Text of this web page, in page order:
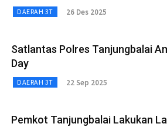
DAERAH 3T 26 Des 2025
Satlantas Polres Tanjungbalai
Day
DAERAH 3T 22 Sep 2025
Pemkot Tanjungbalai Lakukan